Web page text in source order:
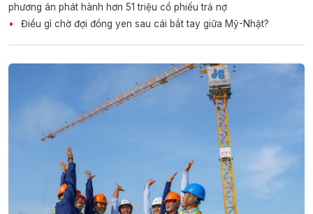
phương án phát hành hơn 51 triệu cổ phiếu trả nợ
Điều gì chờ đợi đồng yen sau cái bắt tay giữa Mỹ-Nhật?